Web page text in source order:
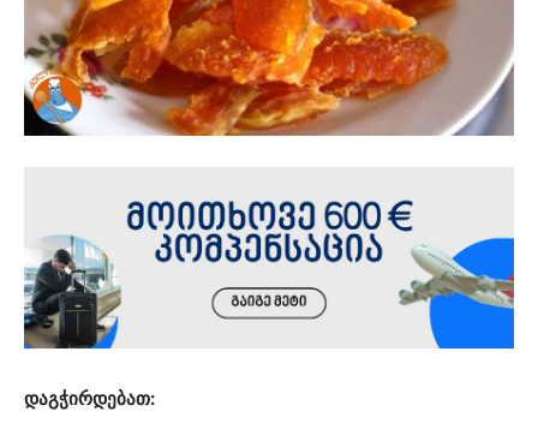
დაგჭირდებათ: